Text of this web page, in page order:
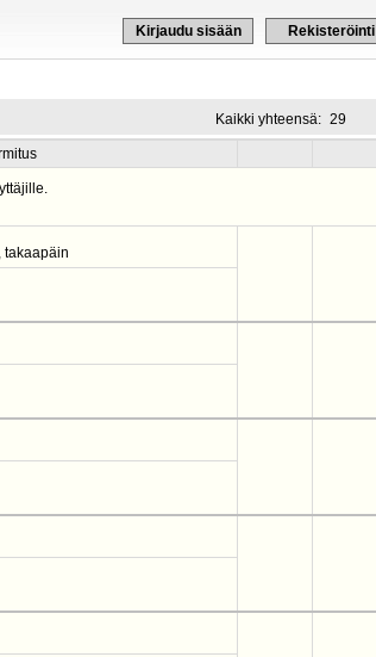
Kirjaudu sisään Rekisteröinti
Kaikki yhteensä: 29
takaapäin